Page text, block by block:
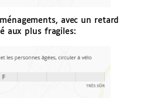
avec un retard
aux plus fragiles: